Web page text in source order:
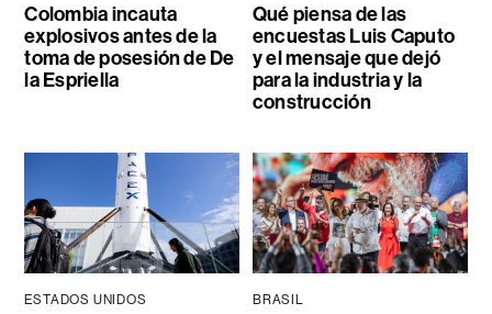
Colombia incauta
explosivos antes de la
toma de posesión de De
la Espriella
Qué piensa de las
encuestas Luis Caputo
y el mensaje que dejó
para la industria y la
construcción
ESTADOS UNIDOS BRASIL